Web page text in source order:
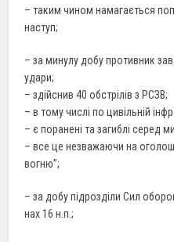
– таким чином намагається
наступ;
– за минулу добу противник
удари;
– здійснив 40 обстрілів з РСЗВ;
– в тому числі по цивільній
– є поранені та загиблі серед
– все це незважаючи на
вогню”;
– за добу підрозділи Сил
нах 16 н.п.;